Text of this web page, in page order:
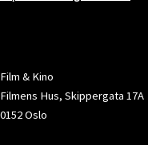
Film & Kino
Filmens Hus, Skippergata 17A
0152 Oslo